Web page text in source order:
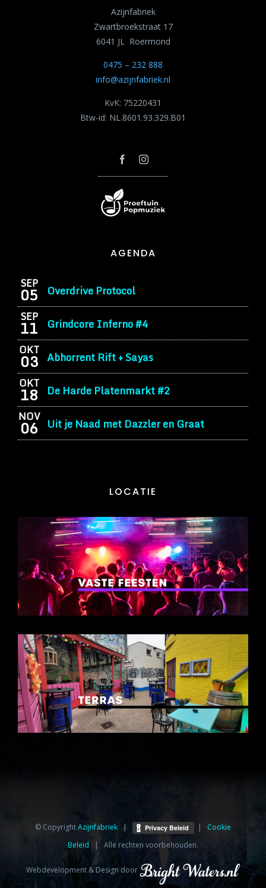
AGENDA
SEP
05 Overdrive Protocol
SEP
11 Grindcore Inferno #4
OKT
03 Abhorrent Rift + Sayas
OKT
18 De Harde Platenmarkt #2
NOV
06 Uit je Naad met Dazzler en Graat
Azijnfabriek
Zwartbroekstraat 17
6041 JL Roermond
0475 – 232 888
info@azijnfabriek.nl
KvK: 75220431
Btw-id: NL.8601.93.329.B01
LOCATIE
© CopyrightAzijnfabriek⁩ | | Cookie
Beleid | Alle rechten voorbehouden.
Webdevelopment & Design door